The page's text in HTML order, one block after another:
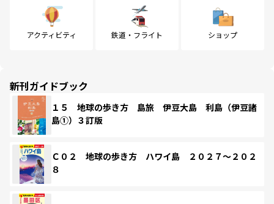
アクティビティ 鉄道・フライト ショップ
新刊ガイドブック
１５ 地球の歩き方 島旅 伊豆大島 利島（伊豆諸
島①）３訂版
Ｃ０２ 地球の歩き方 ハワイ島 ２０２７～２０２
８